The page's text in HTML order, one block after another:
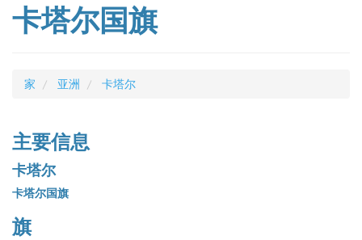
卡塔尔国旗
家 亚洲 卡塔尔
主要信息
卡塔尔
卡塔尔国旗
旗